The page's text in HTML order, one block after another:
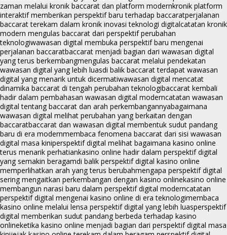
zaman melalui kronik baccarat dan platform modernkronik platform
interaktif memberikan perspektif baru terhadap baccaratperjalanan
baccarat terekam dalam kronik inovasi teknologi digitalcatatan kronik
modern mengulas baccarat dari perspektif perubahan
teknologiwawasan digital membuka perspektif baru mengenai
perjalanan baccaratbaccarat menjadi bagian dari wawasan digital
yang terus berkembangmengulas baccarat melalui pendekatan
wawasan digital yang lebih luasdi balik baccarat terdapat wawasan
digital yang menarik untuk dicermatiwawasan digital mencatat
dinamika baccarat di tengah perubahan teknologibaccarat kembali
hadir dalam pembahasan wawasan digital moderncatatan wawasan
digital tentang baccarat dan arah perkembangannyabagaimana
wawasan digital melihat perubahan yang berkaitan dengan
baccaratbaccarat dan wawasan digital membentuk sudut pandang
baru di era modernmembaca fenomena baccarat dari sisi wawasan
digital masa kiniperspektif digital melihat bagaimana kasino online
terus menarik perhatiankasino online hadir dalam perspektif digital
yang semakin beragamdi balik perspektif digital kasino online
memperlihatkan arah yang terus berubahmengapa perspektif digital
sering mengaitkan perkembangan dengan kasino onlinekasino online
membangun narasi baru dalam perspektif digital moderncatatan
perspektif digital mengenai kasino online di era teknologimembaca
kasino online melalui lensa perspektif digital yang lebih luasperspektif
digital memberikan sudut pandang berbeda terhadap kasino
onlineketika kasino online menjadi bagian dari perspektif digital masa